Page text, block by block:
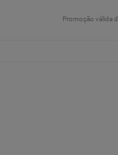
Promoção válida